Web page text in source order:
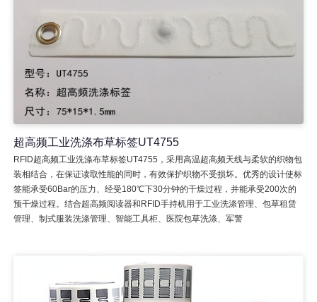
超高频工业洗涤布草标签UT4755
RFID超高频工业洗涤布草标签UT4755，采用高温超高频天线与柔软的织物包
装相结合，在保证读取性能的同时，有效保护织物不受损坏。优秀的设计使标
签能承受60Bar的压力、经受180℃下30分钟的干燥过程，并能承受200次的
预干燥过程。结合超高频阅读器和RFID手持机用于工业洗涤管理、包草租赁
管理、制式服装洗涤管理、智能工具柜、医院包草洗涤、军警